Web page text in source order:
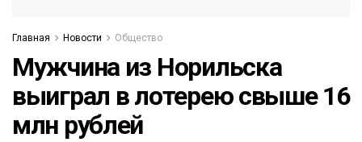
Главная Новости Общество
Мужчина из Норильска
выиграл в лотерею свыше 16
млн рублей